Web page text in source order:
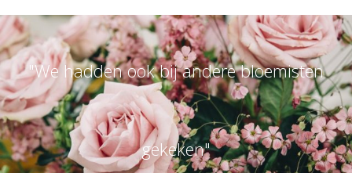
"We hadden ook bij andere bloemisten
gekeken"